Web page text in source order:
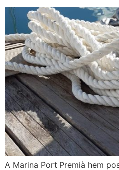
A Marina Port Premià hem